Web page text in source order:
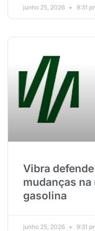
junho 25, 2026 9:31
Vibra
mudanças na
gasolina
junho 25, 2026 9:31